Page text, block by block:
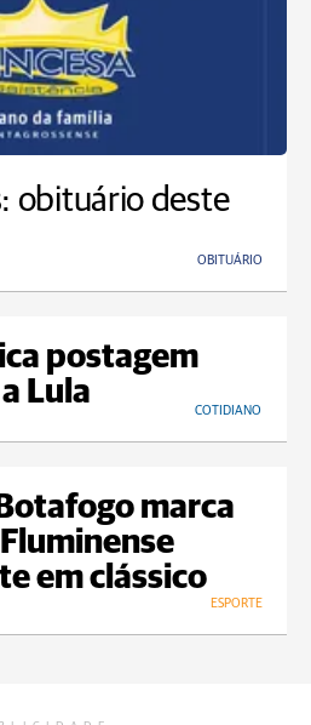
obituário deste
OBITUÁRIO
postagem
Lula
COTIDIANO
marca
em clássico
ESPORTE